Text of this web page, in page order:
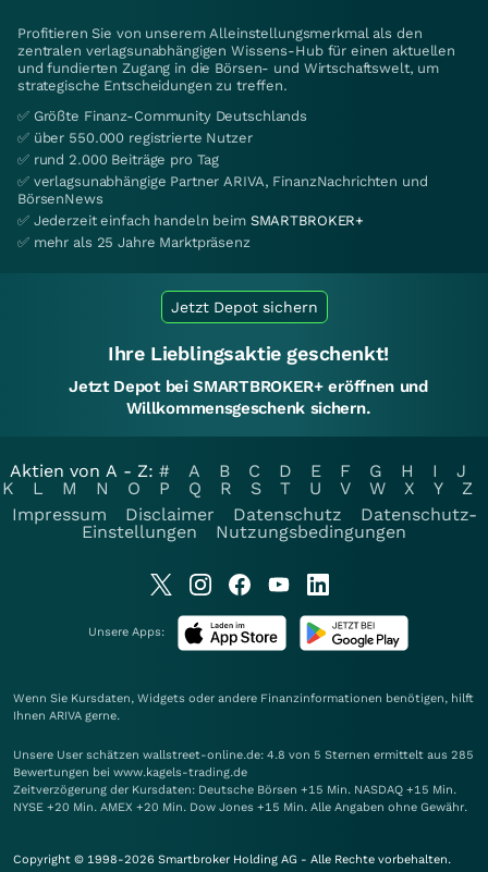
Profitieren Sie von unserem Alleinstellungsmerkmal als den
zentralen verlagsunabhängigen Wissens-Hub für einen aktuellen
und fundierten Zugang in die Börsen- und Wirtschaftswelt, um
strategische Entscheidungen zu treffen.
✅ Größte Finanz-Community Deutschlands
✅ über 550.000 registrierte Nutzer
✅ rund 2.000 Beiträge pro Tag
✅ verlagsunabhängige Partner ARIVA, FinanzNachrichten und
BörsenNews
✅ Jederzeit einfach handeln beim SMARTBROKER+
✅ mehr als 25 Jahre Marktpräsenz
Jetzt Depot sichern
Ihre Lieblingsaktie geschenkt!
Jetzt Depot bei SMARTBROKER+ eröffnen und
Willkommensgeschenk sichern.
Aktien von A - Z: # A B C D E F G H I
J
K
L M N O P Q R S T U V W X Y
Z
Impressum
Disclaimer Datenschutz
Datenschutz-
Einstellungen
Nutzungsbedingungen
Unsere Apps:
Wenn Sie Kursdaten, Widgets oder andere Finanzinformationen benötigen, hilft
Ihnen ARIVA gerne.
Unsere User schätzen wallstreet-online.de: 4.8 von 5 Sternen ermittelt aus 285
Bewertungen bei www.kagels-trading.de
Zeitverzögerung der Kursdaten: Deutsche Börsen +15 Min. NASDAQ +15 Min.
NYSE +20 Min. AMEX +20 Min. Dow Jones +15 Min. Alle Angaben ohne Gewähr.
Copyright © 1998-2026 Smartbroker Holding AG - Alle Rechte vorbehalten.